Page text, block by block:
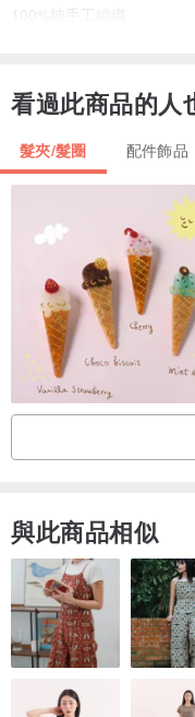
1.商品純手工一針一線編織
設計師龜毛的態度，要求
2.響應環保愛地球，商品
我們會使用乾淨可重複利
感謝你的同意與理解，同
如果你是需要送禮，可事
3.設計師本身還有正職職
主唷 !
看過此商品的人
髮夾/髮圈 配件飾品
與此商品相似